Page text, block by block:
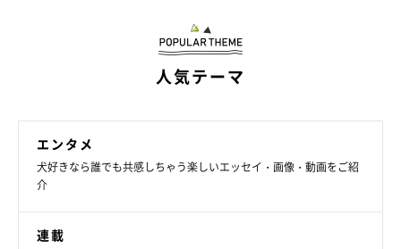
愛らしい行動などで飼い主さんのことを笑わせてくれたりと、た
くさんの癒しを与えてくれるポメくん。今日も大好きな飼い主さ
んのことを、近くで見守っていることでしょうね！
人気テーマ
エンタメ
犬好きなら誰でも共感しちゃう楽しいエッセイ・画像・動画をご紹
介
連載